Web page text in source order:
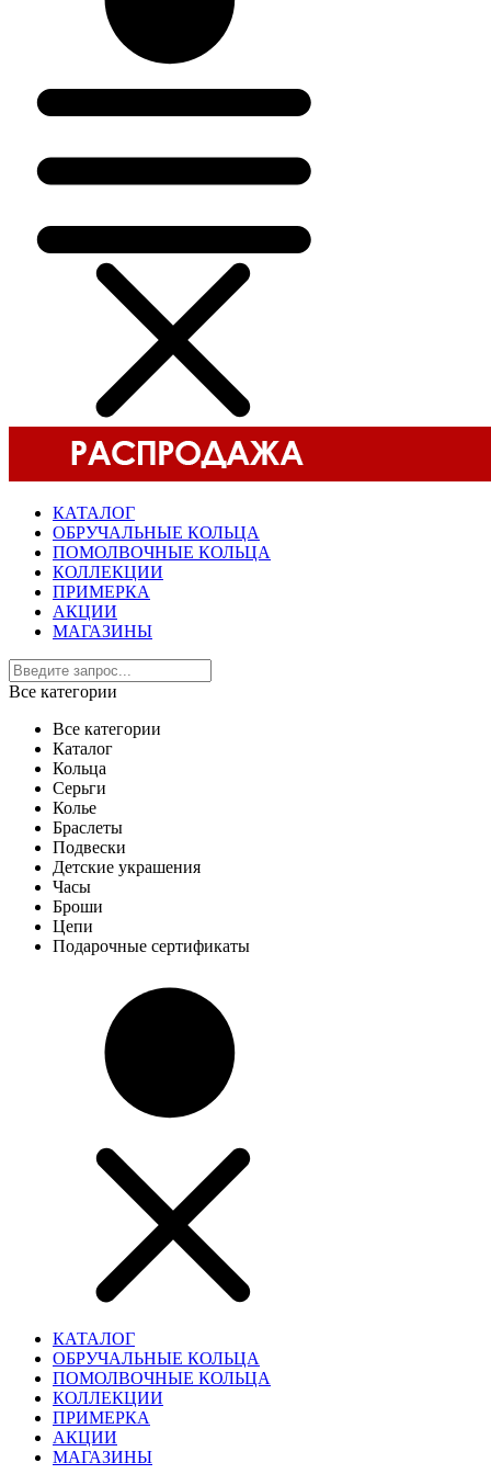
КАТАЛОГ
ОБРУЧАЛЬНЫЕ КОЛЬЦА
ПОМОЛВОЧНЫЕ КОЛЬЦА
КОЛЛЕКЦИИ
ПРИМЕРКА
АКЦИИ
МАГАЗИНЫ
Все категории
Все категории
Каталог
Кольца
Серьги
Колье
Браслеты
Подвески
Детские украшения
Часы
Броши
Цепи
Подарочные сертификаты
КАТАЛОГ
ОБРУЧАЛЬНЫЕ КОЛЬЦА
ПОМОЛВОЧНЫЕ КОЛЬЦА
КОЛЛЕКЦИИ
ПРИМЕРКА
АКЦИИ
МАГАЗИНЫ